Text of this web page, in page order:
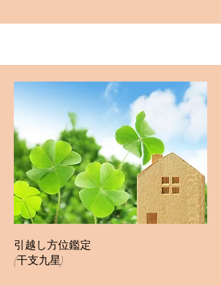
引越し方位鑑定
​(干支九星)